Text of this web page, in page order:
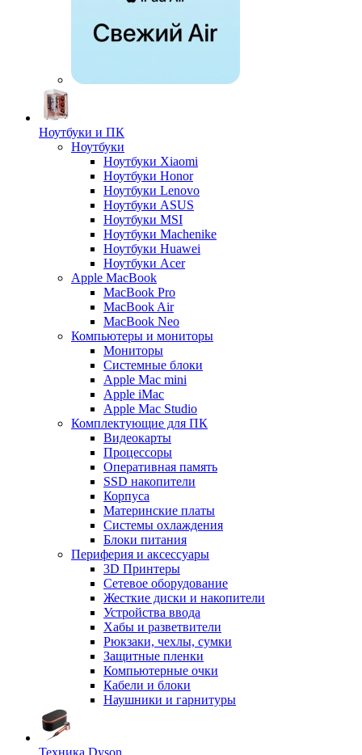
Ноутбуки и ПК
Ноутбуки
Ноутбуки Xiaomi
Ноутбуки Honor
Ноутбуки Lenovo
Ноутбуки ASUS
Ноутбуки MSI
Ноутбуки Machenike
Ноутбуки Huawei
Ноутбуки Acer
Apple MacBook
MacBook Pro
MacBook Air
MacBook Neo
Компьютеры и мониторы
Мониторы
Системные блоки
Apple Mac mini
Apple iMac
Apple Mac Studio
Комплектующие для ПК
Видеокарты
Процессоры
Оперативная память
SSD накопители
Корпуса
Материнские платы
Системы охлаждения
Блоки питания
Периферия и аксессуары
3D Принтеры
Сетевое оборудование
Жесткие диски и накопители
Устройства ввода
Хабы и разветвители
Рюкзаки, чехлы, сумки
Защитные пленки
Компьютерные очки
Кабели и блоки
Наушники и гарнитуры
Техника Dyson